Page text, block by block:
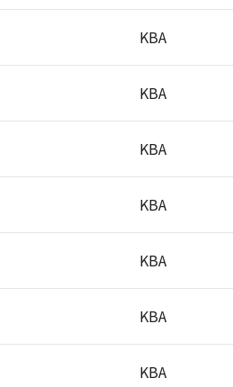
KBA
KBA
KBA
KBA
KBA
KBA
KBA